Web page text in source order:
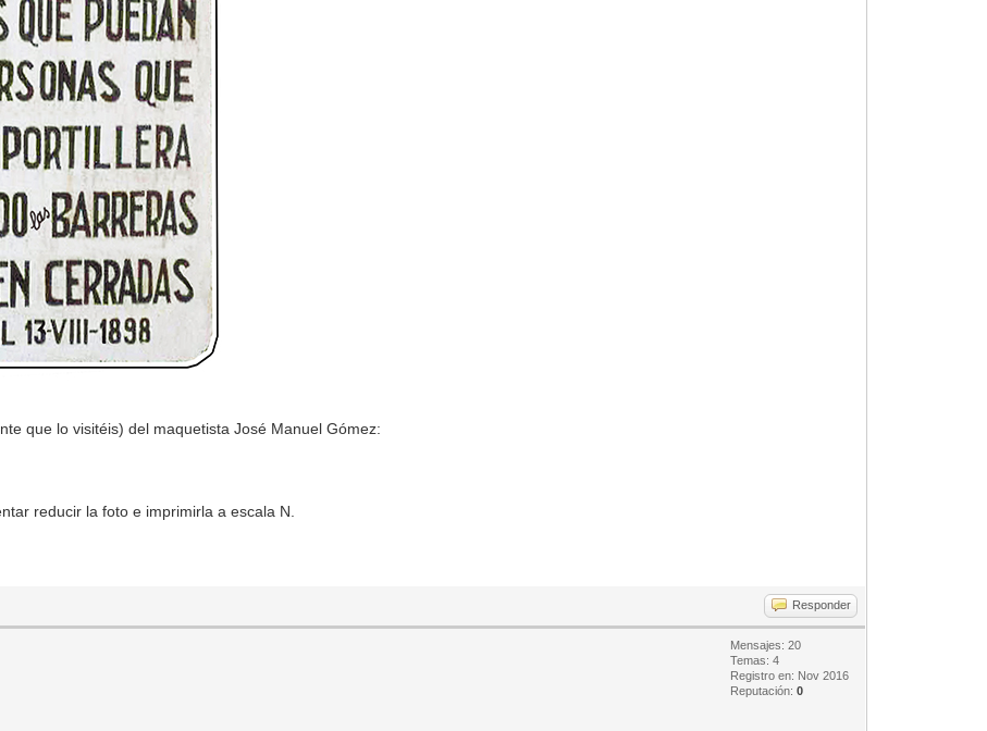
que lo visitéis) del maquetista José Manuel Gómez:
reducir la foto e imprimirla a escala N.
Responder
Mensajes: 20
Temas: 4
Registro en: Nov 2016
Reputación:0